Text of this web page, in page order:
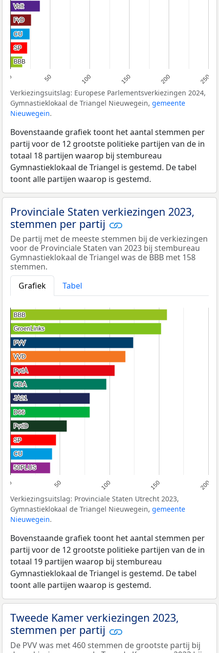
0 50 100 150 200 250
Volt
Volt
FvD
FvD
CU
CU
SP
SP
BBB
BBB
Verkiezingsuitslag: Europese Parlementsverkiezingen 2024,
Gymnastieklokaal de Triangel Nieuwegein, gemeente
Nieuwegein.
Bovenstaande grafiek toont het aantal stemmen per
partij voor de 12 grootste politieke partijen van de in
totaal 18 partijen waarop bij stembureau
Gymnastieklokaal de Triangel is gestemd. De tabel
toont alle partijen waarop is gestemd.
Provinciale Staten verkiezingen 2023,
stemmen per partij
De partij met de meeste stemmen bij de verkiezingen
voor de Provinciale Staten van 2023 bij stembureau
Gymnastieklokaal de Triangel was de BBB met 158
stemmen.
Grafiek
Tabel
0 50 100 150 200
BBB
BBB
GroenLinks
GroenLinks
PVV
PVV
VVD
VVD
PvdA
PvdA
CDA
CDA
JA21
JA21
D66
D66
PvdD
PvdD
SP
SP
CU
CU
50PLUS
50PLUS
Verkiezingsuitslag: Provinciale Staten Utrecht 2023,
Gymnastieklokaal de Triangel Nieuwegein, gemeente
Nieuwegein.
Bovenstaande grafiek toont het aantal stemmen per
partij voor de 12 grootste politieke partijen van de in
totaal 19 partijen waarop bij stembureau
Gymnastieklokaal de Triangel is gestemd. De tabel
toont alle partijen waarop is gestemd.
Tweede Kamer verkiezingen 2023,
stemmen per partij
De PVV was met 460 stemmen de grootste partij bij